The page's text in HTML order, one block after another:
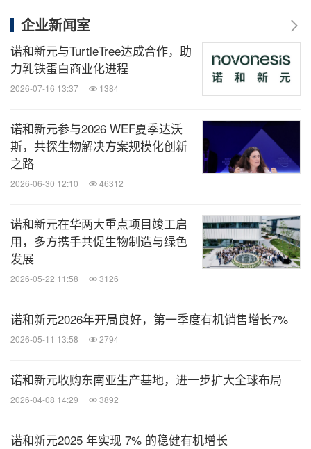
企业新闻室
诺和新元与TurtleTree达成合作，助
力乳铁蛋白商业化进程
2026-07-16 13:37 1384
诺和新元参与2026 WEF夏季达沃
斯，共探生物解决方案规模化创新
之路
2026-06-30 12:10 46312
诺和新元在华两大重点项目竣工启
用，多方携手共促生物制造与绿色
发展
2026-05-22 11:58 3126
诺和新元2026年开局良好，第一季度有机销售增长7%
2026-05-11 13:58 2794
诺和新元收购东南亚生产基地，进一步扩大全球布局
2026-04-08 14:29 3892
诺和新元2025 年实现 7% 的稳健有机增长